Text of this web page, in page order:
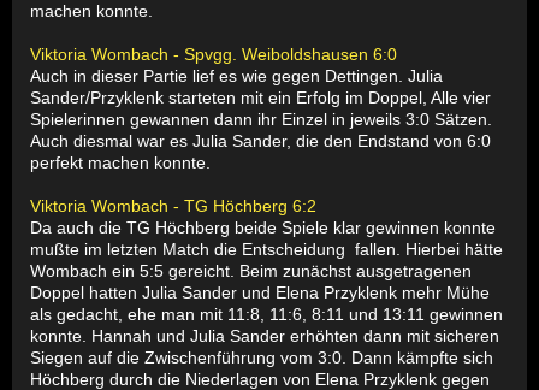
machen konnte.
Viktoria Wombach - Spvgg. Weiboldshausen 6:0
Auch in dieser Partie lief es wie gegen Dettingen. Julia
Sander/Przyklenk starteten mit ein Erfolg im Doppel, Alle vier
Spielerinnen gewannen dann ihr Einzel in jeweils 3:0 Sätzen.
Auch diesmal war es Julia Sander, die den Endstand von 6:0
perfekt machen konnte.
Viktoria Wombach - TG Höchberg 6:2
Da auch die TG Höchberg beide Spiele klar gewinnen konnte
mußte im letzten Match die Entscheidung fallen. Hierbei hätte
Wombach ein 5:5 gereicht. Beim zunächst ausgetragenen
Doppel hatten Julia Sander und Elena Przyklenk mehr Mühe
als gedacht, ehe man mit 11:8, 11:6, 8:11 und 13:11 gewinnen
konnte. Hannah und Julia Sander erhöhten dann mit sicheren
Siegen auf die Zwischenführung vom 3:0. Dann kämpfte sich
Höchberg durch die Niederlagen von Elena Przyklenk gegen